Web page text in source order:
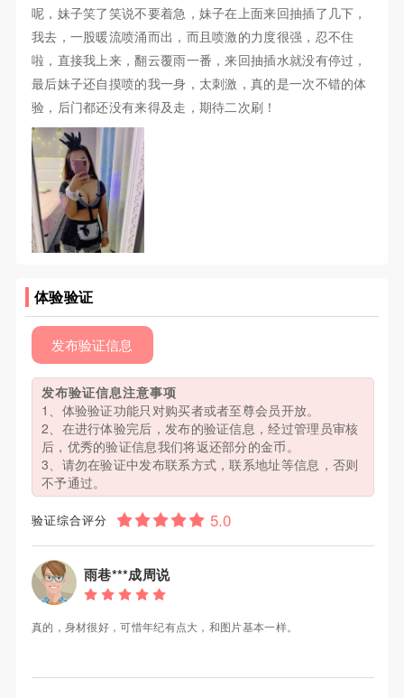
呢，妹子笑了笑说不要着急，妹子在上面来回抽插了几下，
我去，一股暖流喷涌而出，而且喷激的力度很强，忍不住
啦，直接我上来，翻云覆雨一番，来回抽插水就没有停过，
最后妹子还自摸喷的我一身，太刺激，真的是一次不错的体
验，后门都还没有来得及走，期待二次刷！
体验验证
发布验证信息
发布验证信息注意事项
1、体验验证功能只对购买者或者至尊会员开放。
2、在进行体验完后，发布的验证信息，经过管理员审核
后，优秀的验证信息我们将返还部分的金币。
3、请勿在验证中发布联系方式，联系地址等信息，否则
不予通过。
验证综合评分
雨巷***成周说
真的，身材很好，可惜年纪有点大，和图片基本一样。